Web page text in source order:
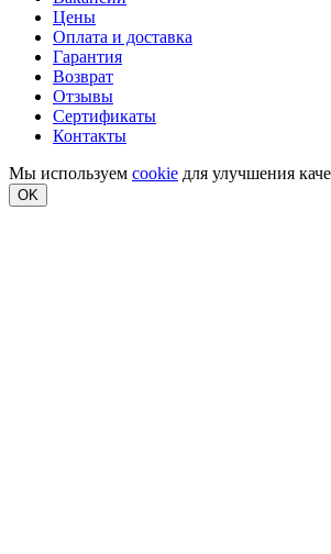
Цены
Оплата и доставка
Гарантия
Возврат
Отзывы
Сертификаты
Контакты
Мы используем cookie для улучшения
OK